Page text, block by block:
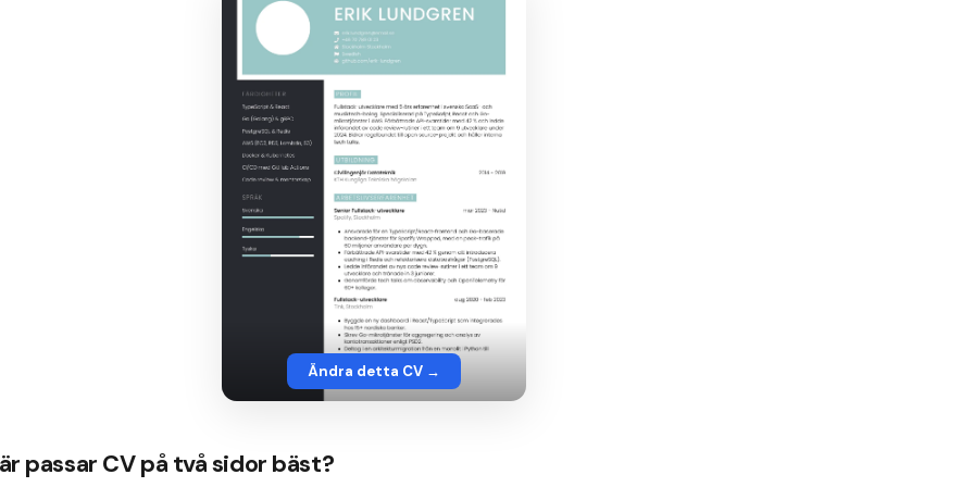
Ändra detta CV →
passar CV på två sidor bäst?